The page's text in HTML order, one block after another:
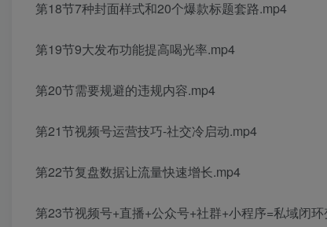
第18节7种封面样式和20个爆款标题套路.mp4
第19节9大发布功能提高喝光率.mp4
第20节需要规避的违规内容.mp4
第21节视频号运营技巧-社交冷启动.mp4
第22节复盘数据让流量快速增长.mp4
第23节视频号+直播+公众号+社群+小程序=私域闭